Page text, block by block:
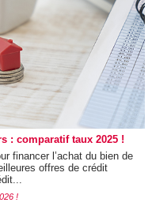
: comparatif taux 2025 !
financer l’achat du bien de
offres de crédit
!